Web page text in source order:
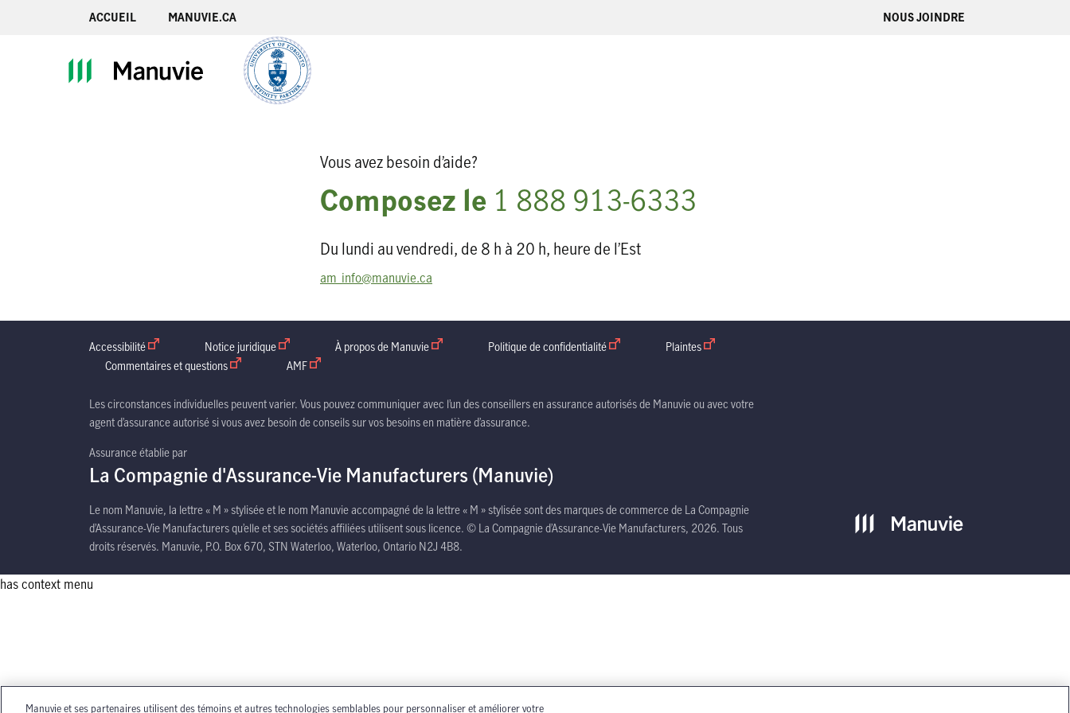
ACCUEIL MANUVIE.CA NOUS JOINDRE
Vous avez besoin d’aide?
Composez le 1 888 913-6333
Du lundi au vendredi, de 8 h à 20 h, heure de l’Est
am_info@manuvie.ca
Accessibilitéouvrir dans une nouvelle fenetre
Notice juridiqueouvrir dans une nouvelle fenetre
À propos de Manuvieouvrir dans une nouvelle fenetre
Politique de confidentialitéouvrir dans une nouvelle fenetre
Plaintesouvrir dans une nouvelle fenetre
Commentaires et questionsouvrir dans une nouvelle fenetre
AMFouvrir dans une nouvelle fenetre
Les circonstances individuelles peuvent varier. Vous pouvez communiquer avec l’un des conseillers en assurance autorisés de Manuvie ou avec votre
agent d’assurance autorisé si vous avez besoin de conseils sur vos besoins en matière d’assurance.
Assurance établie par
La Compagnie d'Assurance-Vie Manufacturers (Manuvie)
Le nom Manuvie, la lettre « M » stylisée et le nom Manuvie accompagné de la lettre « M » stylisée sont des marques de commerce de La Compagnie
d’Assurance-Vie Manufacturers qu’elle et ses sociétés affiliées utilisent sous licence. © La Compagnie d’Assurance-Vie Manufacturers, 2026. Tous
droits réservés. Manuvie, P.O. Box 670, STN Waterloo, Waterloo, Ontario N2J 4B8.
has context menu
Manuvie et ses partenaires utilisent des témoins et autres technologies semblables pour personnaliser et améliorer votre